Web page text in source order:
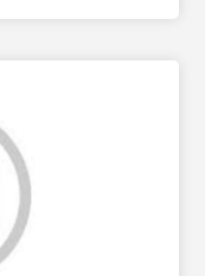
raia Quadra de
lo aqui na Mapa